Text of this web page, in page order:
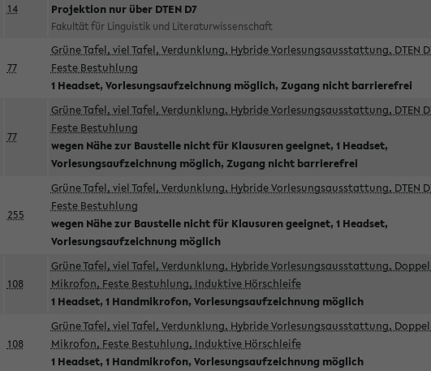
14
Projektion nur über DTEN D7
Fakultät für Linguistik und Literaturwissenschaft
77
Grüne Tafel, viel Tafel, Verdunklung, Hybride Vorlesungsausstattung, DTEN
Feste Bestuhlung
1 Headset, Vorlesungsaufzeichnung möglich, Zugang nicht barrierefrei
77
Grüne Tafel, viel Tafel, Verdunklung, Hybride Vorlesungsausstattung, DTEN
Feste Bestuhlung
wegen Nähe zur Baustelle nicht für Klausuren geeignet, 1 Headset,
Vorlesungsaufzeichnung möglich, Zugang nicht barrierefrei
255
Grüne Tafel, viel Tafel, Verdunklung, Hybride Vorlesungsausstattung, DTEN
Feste Bestuhlung
wegen Nähe zur Baustelle nicht für Klausuren geeignet, 1 Headset,
Vorlesungsaufzeichnung möglich
108
Grüne Tafel, viel Tafel, Verdunklung, Hybride Vorlesungsausstattung,
Mikrofon, Feste Bestuhlung, Induktive Hörschleife
1 Headset, 1 Handmikrofon, Vorlesungsaufzeichnung möglich
108
Grüne Tafel, viel Tafel, Verdunklung, Hybride Vorlesungsausstattung,
Mikrofon, Feste Bestuhlung, Induktive Hörschleife
1 Headset, 1 Handmikrofon, Vorlesungsaufzeichnung möglich